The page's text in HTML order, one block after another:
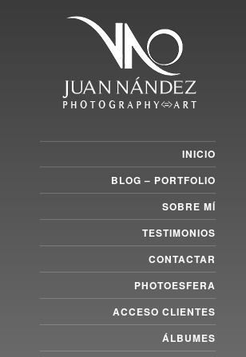
INICIO
BLOG – PORTFOLIO
SOBRE MÍ
TESTIMONIOS
CONTACTAR
PHOTOESFERA
ACCESO CLIENTES
ÁLBUMES